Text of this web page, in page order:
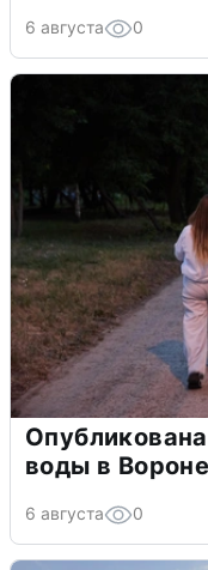
6 августа 0
воды в
6 августа 0